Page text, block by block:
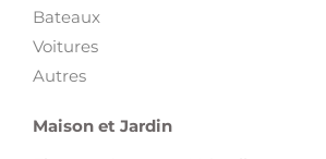
Bateaux
Voitures
Autres
Maison et Jardin